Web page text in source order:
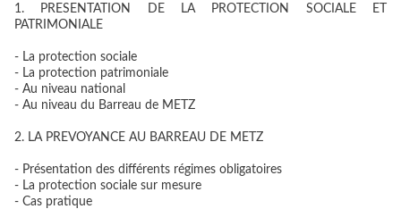
1. PRESENTATION DE LA PROTECTION SOCIALE ET
PATRIMONIALE
- La protection sociale
- La protection patrimoniale
- Au niveau national
- Au niveau du Barreau de METZ
2. LA PREVOYANCE AU BARREAU DE METZ
- Présentation des différents régimes obligatoires
- La protection sociale sur mesure
- Cas pratique